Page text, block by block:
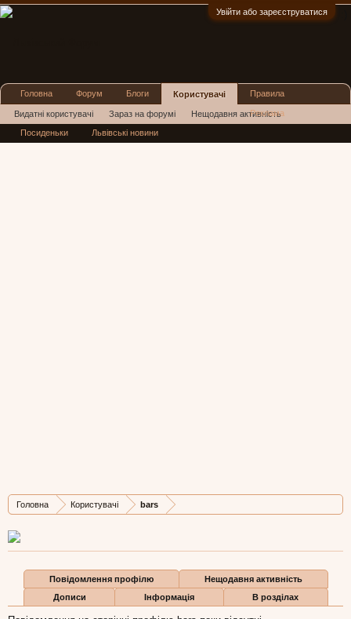
Увійти або зареєструватися
Головна Користувачі bars
Дописів
5.865
Карма
2
Бали
0
Повідомлення профілю
Нещодавня активність
Дописи
Інформація В розділах
Головна Форум Блоги Користувачі
Видатні користувачі Зараз на форумі Нещодавня активність
Нові повідомлення профілю
Правила
Реклама
Посиденьки Львівські новини